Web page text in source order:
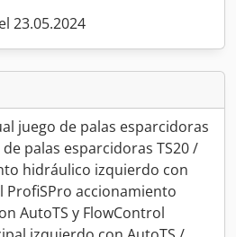
23.05.2024
juego de palas esparcidoras
palas esparcidoras TS20 /
hidráulico izquierdo con
ProfiSPro accionamiento
AutoTS y FlowControl